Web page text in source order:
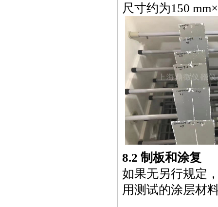
尺寸约为150 mm×
8.2 制板和涂复
如果无另行规定
用测试的涂层材